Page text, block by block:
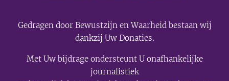
Gedragen door Bewustzijn en Waarheid bestaan wij
dankzij Uw Donaties.
Met Uw bijdrage ondersteunt U onafhankelijke
journalistiek